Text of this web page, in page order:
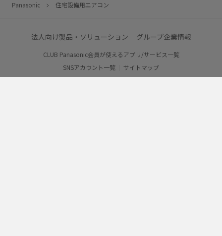
Panasonic 住宅設備用エアコン
法人向け製品・ソリューション グループ企業情報
CLUB Panasonic会員が使えるアプリ/サービス一覧
SNSアカウント一覧
サイトマップ